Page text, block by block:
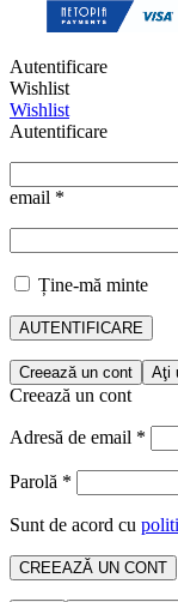
Autentificare
Wishlist
Wishlist
Autentificare
email *
Ține-mă minte
AUTENTIFICARE
Creează un cont Aţi
Creează un cont
Adresă de email *
Parolă *
Sunt de acord cu
CREEAZĂ UN CONT